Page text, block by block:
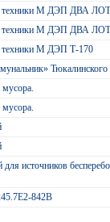
техники М ДЭП ДВА
техники М ДЭП ДВА
техники М ДЭП Т-170
мусора.
мусора.
источников
842В